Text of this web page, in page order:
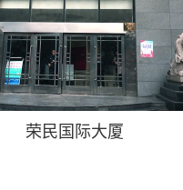
荣民国际大厦